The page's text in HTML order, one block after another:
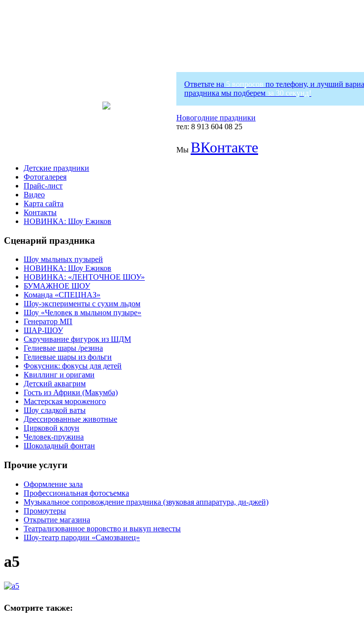
Ответьте на 5 вопросов по телефону, и лучший
праздника мы подберем за 30 секунд!
Новогодние праздники
тел: 8 913 604 08 25
Мы ВКонтакте
Детские праздники
Фотогалерея
Прайс-лист
Видео
Карта сайта
Контакты
НОВИНКА: Шоу Ежиков
Сценарий праздника
Шоу мыльных пузырей
НОВИНКА: Шоу Ежиков
НОВИНКА: «ЛЕНТОЧНОЕ ШОУ»
БУМАЖНОЕ ШОУ
Команда «СПЕЦНАЗ»
Шоу-эксперименты с сухим льдом
Шоу «Человек в мыльном пузыре»
Генератор МП
ШАР-ШОУ
Скручивание фигурок из ШДМ
Гелиевые шары /резина
Гелиевые шары из фольги
Фокусник: фокусы для детей
Квиллинг и оригами
Детский аквагрим
Гость из Африки (Макумба)
Мастерская мороженого
Шоу сладкой ваты
Дрессированные животные
Цирковой клоун
Человек-пружина
Шоколадный фонтан
Прочие услуги
Оформление зала
Профессиональная фотосъемка
Музыкальное сопровождение праздника (звуковая аппаратура, ди-джей)
Промоутеры
Открытие магазина
Театрализованное воровство и выкуп невесты
Шоу-театр пародии «Самозванец»
a5
Смотрите также: